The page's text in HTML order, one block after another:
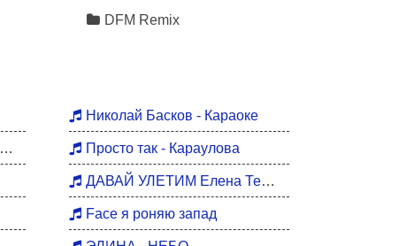
DFM Remix
Николай Басков - Караоке
Просто так - Караулова
ДАВАЙ УЛЕТИМ Елена Темникова
Face я роняю запад